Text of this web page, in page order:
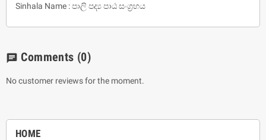
HOME
Sinhala Name : පාලි පද්‍ය පාඨ සංග්‍රහය
chat Comments (0)
No customer reviews for the moment.